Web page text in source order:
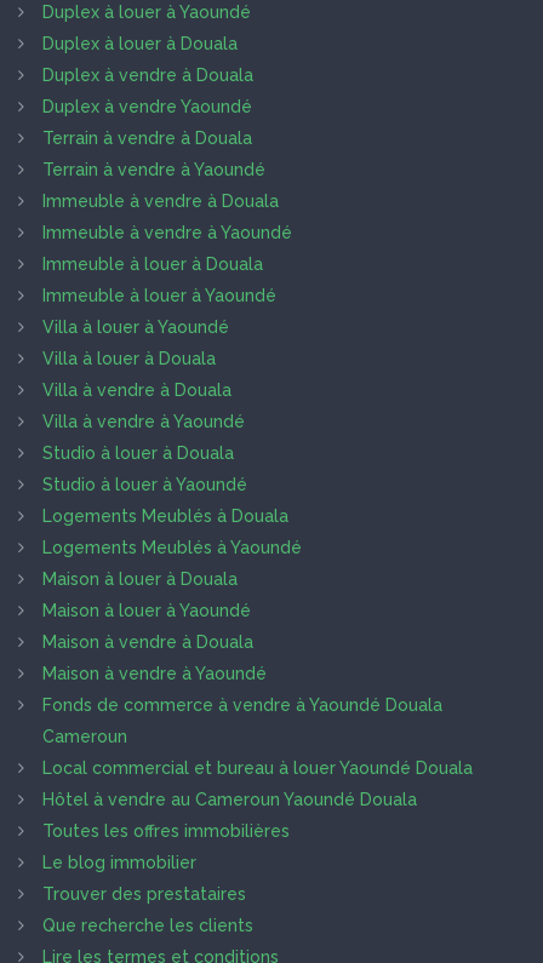
Duplex à louer à Yaoundé
Duplex à louer à Douala
Duplex à vendre à Douala
Duplex à vendre Yaoundé
Terrain à vendre à Douala
Terrain à vendre à Yaoundé
Immeuble à vendre à Douala
Immeuble à vendre à Yaoundé
Immeuble à louer à Douala
Immeuble à louer à Yaoundé
Villa à louer à Yaoundé
Villa à louer à Douala
Villa à vendre à Douala
Villa à vendre à Yaoundé
Studio à louer à Douala
Studio à louer à Yaoundé
Logements Meublés à Douala
Logements Meublés à Yaoundé
Maison à louer à Douala
Maison à louer à Yaoundé
Maison à vendre à Douala
Maison à vendre à Yaoundé
Fonds de commerce à vendre à Yaoundé Douala
Cameroun
Local commercial et bureau à louer Yaoundé Douala
Hôtel à vendre au Cameroun Yaoundé Douala
Toutes les offres immobilières
Le blog immobilier
Trouver des prestataires
Que recherche les clients
Lire les termes et conditions